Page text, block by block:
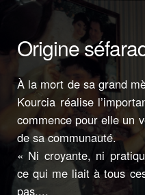
Origine
À la mort de sa grand
Kourcia réalise
commence pour elle un
de sa communauté.
« Ni croyante, ni
ce qui me liait à tous
pas....